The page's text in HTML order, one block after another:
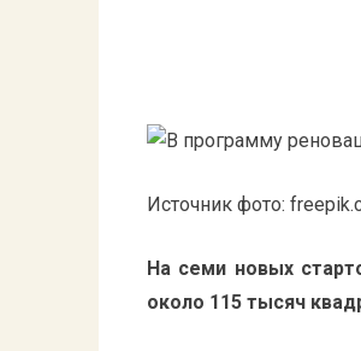
Источник фото:
На семи новых
около 115 тысяч